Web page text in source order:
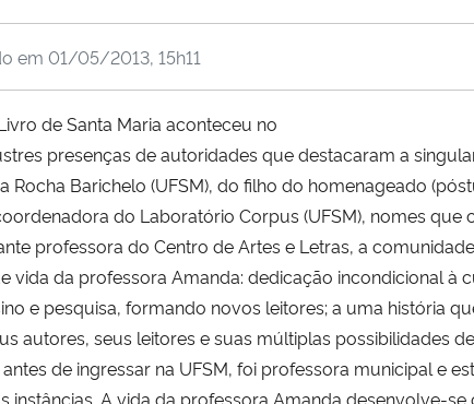
em 01/05/2013, 15h11
de Santa Maria aconteceu no
presenças de autoridades que destacaram a
Barichelo (UFSM), do filho do homenageado
do Laboratório Corpus (UFSM), nomes que
professora do Centro de Artes e Letras, a
da professora Amanda: dedicação incondicional à
e pesquisa, formando novos leitores; a uma história
autores, seus leitores e suas múltiplas possibilidades
de ingressar na UFSM, foi professora municipal e
A vida da professora Amanda desenvolve-